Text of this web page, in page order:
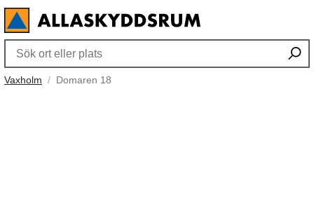
Vaxholm Domaren 18